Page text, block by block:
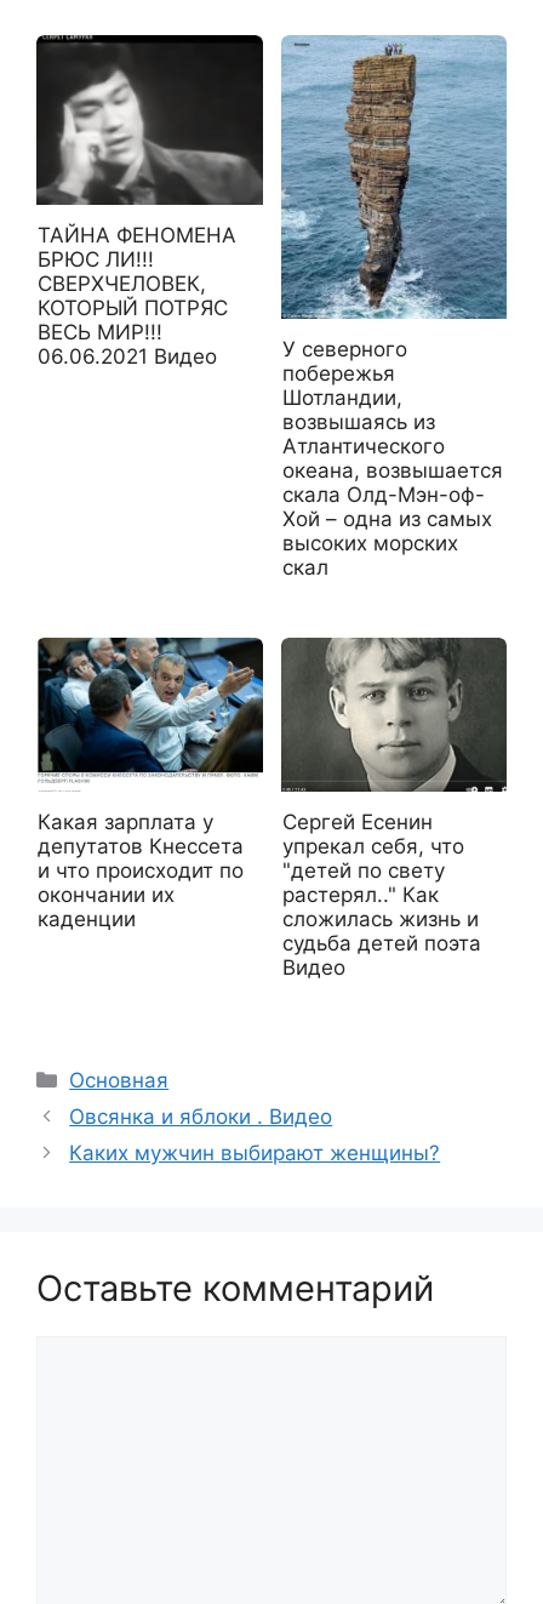
ТАЙНА ФЕНОМЕНА
БРЮС ЛИ!!!
СВЕРХЧЕЛОВЕК,
КОТОРЫЙ ПОТРЯС
ВЕСЬ МИР!!!
06.06.2021 Видео
У северного
побережья
Шотландии,
возвышаясь из
Атлантического
океана, возвышается
скала Олд-Мэн-оф-
Хой – одна из самых
высоких морских
скал
Какая зарплата у
депутатов Кнессета
и что происходит по
окончании их
каденции
Сергей Есенин
упрекал себя, что
"детей по свету
растерял.." Как
сложилась жизнь и
судьба детей поэта
Видео
Рубрики
Основная
Овсянка и яблоки . Видео
Каких мужчин выбирают женщины?
Оставьте комментарий